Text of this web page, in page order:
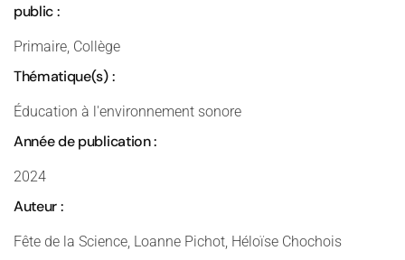
public :
Primaire, Collège
Thématique(s) :
Éducation à l'environnement sonore
Année de publication :
2024
Auteur :
Fête de la Science, Loanne Pichot, Héloïse Chochois